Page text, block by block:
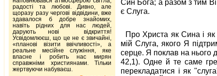
Син Бога; а разом з тим
є Слуга.
Про Христа як Сина і як
мій Слуга, якого Я
серце. Я поклав на нього
42,1). Одне й те саме
перекладатися і як
радості та любові. Дивно, але
щоразу разу чергові відвідини, вже
здавалося б добре знайомих,
навіть рідних для нас людей,
дарують нові відкриття!
Усвідомлюєш, що це не є звичайні,
«планові візити ввічливості», а
реальне месійне служіння, яке
власне і робить нас мирян
справжніми християнами. Тільки
жертвуючи набуваєш.